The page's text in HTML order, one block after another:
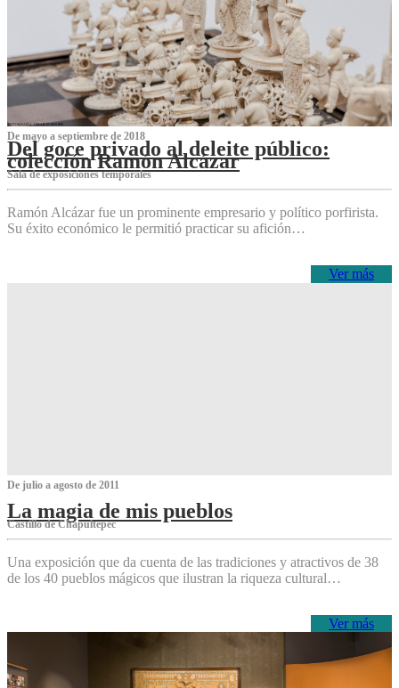
De mayo a septiembre de 2018
Del goce privado al deleite público:
colección Ramón Alcázar
Sala de exposiciones temporales
Ramón Alcázar fue un prominente empresario y político porfirista.
Su éxito económico le permitió practicar su afición…
Ver más
De julio a agosto de 2011
La magia de mis pueblos
Castillo de Chapultepec
Una exposición que da cuenta de las tradiciones y atractivos de 38
de los 40 pueblos mágicos que ilustran la riqueza cultural…
Ver más